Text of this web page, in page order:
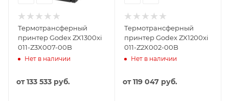
Термотрансферный
принтер Godex ZX1300xi
011-Z3X007-00B
Нет в наличии
от133 533 руб.
Термотрансферный
принтер Godex ZX1200xi
011-Z2X002-00B
Нет в наличии
от119 047 руб.